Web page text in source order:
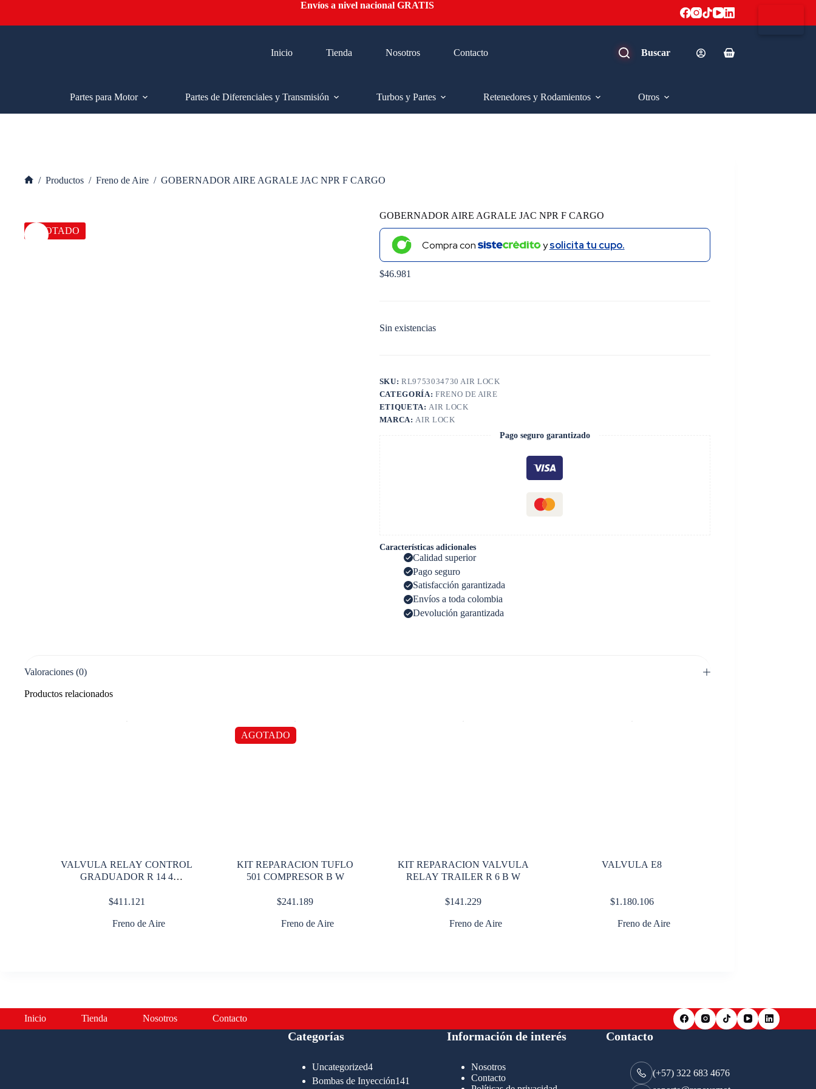
contenido
Envíos a nivel nacional GRATIS
Inicio Tienda Nosotros Contacto
Carro
Partes para Motor
Partes de Diferenciales y Transmisión Turbos y Partes Retenedores y Rodamientos Otros
/ Productos / Freno de Aire / GOBERNADOR AIRE AGRALE JAC NPR F CARGO
AGOTADO
GOBERNADOR AIRE AGRALE JAC NPR F CARGO
Compra con ysolicita tu cupo.
$46.981
Sin existencias
SKU:RL9753034730 AIR LOCK
CATEGORÍA: FRENO DE AIRE
ETIQUETA: AIR LOCK
MARCA: AIR LOCK
Pago seguro garantizado
Características adicionales
Calidad superior
Pago seguro
Satisfacción garantizada
Envíos a toda colombia
Devolución garantizada
Valoraciones (0)
Productos relacionados
VALVULA RELAY CONTROL
GRADUADOR R 14 4
$411.121
Freno de Aire
AGOTADO
KIT REPARACION TUFLO
501 COMPRESOR B W
$241.189
Freno de Aire
KIT REPARACION VALVULA
RELAY TRAILER R 6 B W
$141.229
Freno de Aire
VALVULA E8
$1.180.106
Freno de Aire
Inicio Tienda Nosotros Contacto
Categorías
Uncategorized44
productos
Bombas de Inyección141
Información de interés
Nosotros
Contacto
Contacto
(+57) 322 683 4676